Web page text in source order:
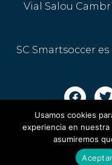
Vial Salou
SC Smartsoccer
Aviso legal · Política
Usamos cookies
experiencia en
asumiremos
Aceptar